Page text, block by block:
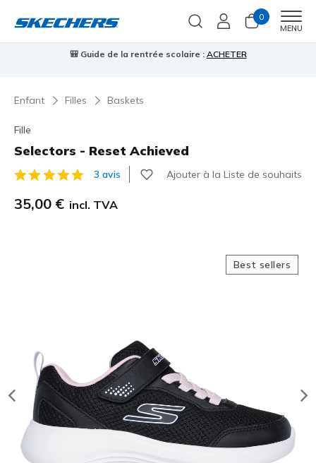
0
MENU
Skechers VIP :retours sous 45 jours pour les membres
Enfant Filles Baskets
Fille
Selectors - Reset Achieved
Évaluation client 4,6 sur 5
3 avis Ajouter à la Liste de souhaits
35,00 € incl. TVA
Best sellers